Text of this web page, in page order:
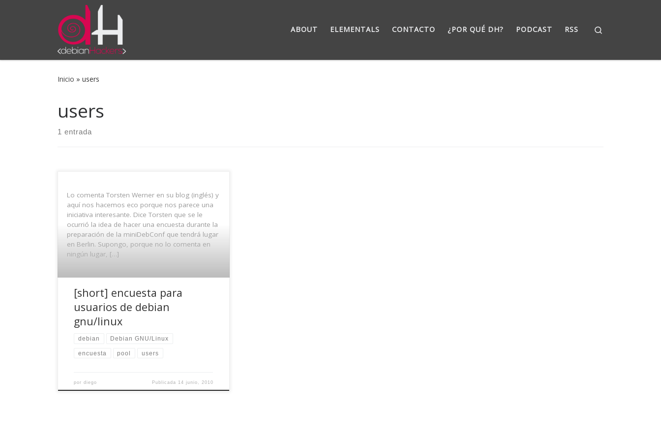
Saltar al contenido
ABOUT ELEMENTALS CONTACTO ¿POR QUÉ DH? PODCAST RSS
Inicio » users
users
1 entrada
Lo comenta Torsten Werner en su blog (inglés) y
aquí nos hacemos eco porque nos parece una
iniciativa interesante. Dice Torsten que se le
ocurrió la idea de hacer una encuesta durante la
preparación de la miniDebConf que tendrá lugar
en Berlin. Supongo, porque no lo comenta en
ningún lugar, […]
[short] encuesta para
usuarios de debian
gnu/linux
debian Debian GNU/Linux
encuesta pool users
pordiego Publicada 14 junio, 2010